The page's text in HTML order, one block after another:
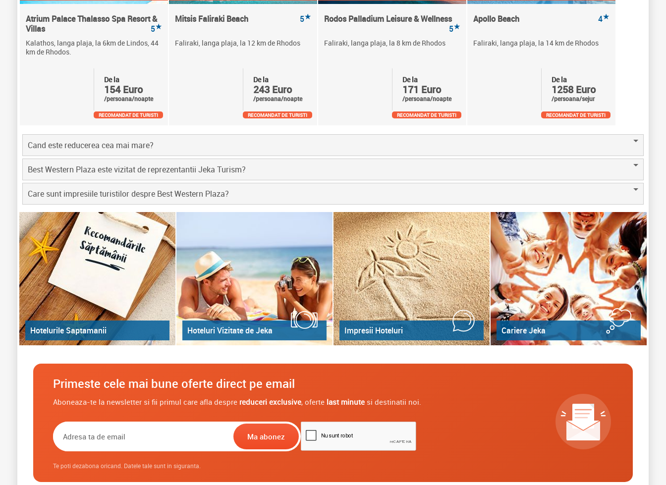
Atrium Palace Thalasso Spa Resort &
Villas
5★
Kalathos, langa plaja, la 6km de Lindos, 44
km de Rhodos.
De la
154 Euro
/persoana/noapte
RECOMANDAT DE TURISTI
Mitsis Faliraki Beach 5★
Faliraki, langa plaja, la 12 km de Rhodos
De la
243 Euro
/persoana/noapte
RECOMANDAT DE TURISTI
Rodos Palladium Leisure & Wellness
5★
Faliraki, langa plaja, la 8 km de Rhodos
De la
171 Euro
/persoana/noapte
RECOMANDAT DE TURISTI
Apollo Beach 4★
Faliraki, langa plaja, la 14 km de Rhodos
De la
1258 Euro
/persoana/sejur
RECOMANDAT DE TURISTI
Cand este reducerea cea mai mare?
Best Western Plaza este vizitat de reprezentantii Jeka Turism?
Care sunt impresiile turistilor despre Best Western Plaza?
Hotelurile Saptamanii Hoteluri Vizitate de Jeka Impresii Hoteluri Cariere Jeka
Primeste cele mai bune oferte direct pe email
Aboneaza-te la newsletter si fii primul care afla despre reduceri exclusive, oferte last minutesi destinatii noi.
Te poti dezabona oricand. Datele tale sunt in siguranta.